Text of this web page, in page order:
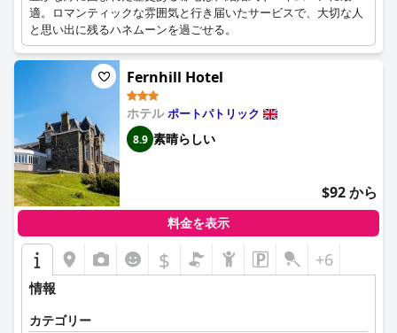
適。ロマンティックな雰囲気と行き届いたサービスで、大切な人
と思い出に残るハネムーンを過ごせる。
Fernhill Hotel
ホテルポートパトリック
8.9 素晴らしい
$92 から
料金を表示
$ +6
情報
カテゴリー